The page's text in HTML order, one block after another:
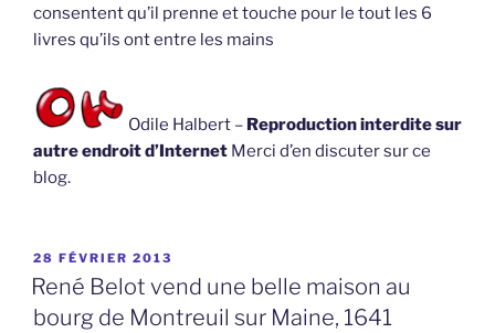
consentent qu’il prenne et touche pour le tout les 6
livres qu’ils ont entre les mains
Odile Halbert – Reproduction interdite sur
autre endroit d’Internet Merci d’en discuter sur ce
blog.
PUBLIÉ
LE
28 FÉVRIER 2013
René Belot vend une belle maison au
bourg de Montreuil sur Maine, 1641